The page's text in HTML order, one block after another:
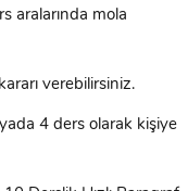
aralarında mola
verebilirsiniz.
yada 4 ders olarak kişiye